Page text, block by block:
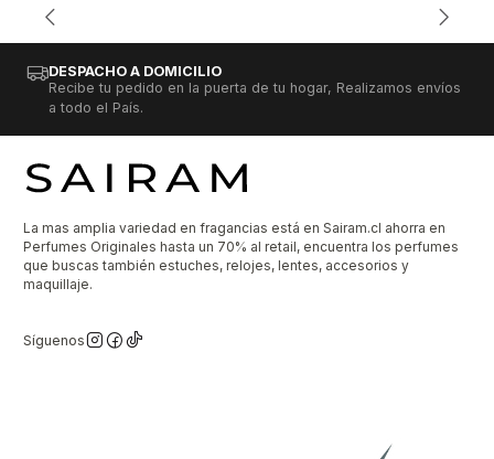
DESPACHO A DOMICILIO
Recibe tu pedido en la puerta de tu hogar, Realizamos envíos
a todo el País.
La mas amplia variedad en fragancias está en Sairam.cl ahorra en
Perfumes Originales hasta un 70% al retail, encuentra los perfumes
que buscas también estuches, relojes, lentes, accesorios y
maquillaje.
Síguenos